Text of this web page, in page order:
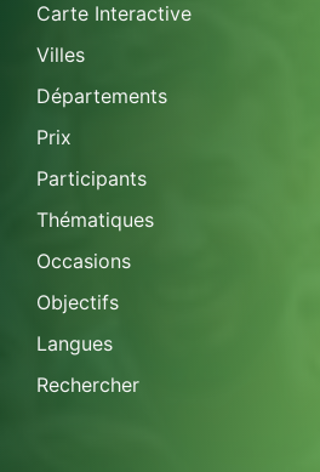
Carte Interactive
Villes
Départements
Prix
Participants
Thématiques
Occasions
Objectifs
Langues
Rechercher